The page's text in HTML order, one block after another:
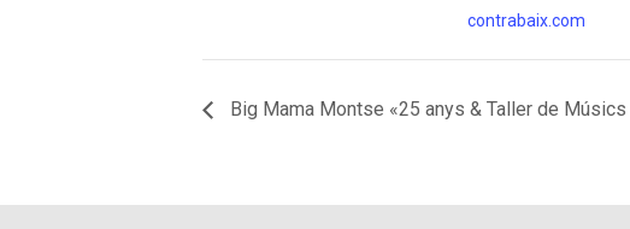
contrabaix.com
Big Mama Montse «25 anys & Taller de